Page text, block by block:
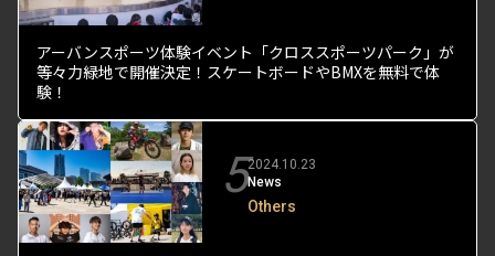
アーバンスポーツ体験イベント「クロススポーツパーク」が
等々力緑地で開催決定！スケートボードやBMXを無料で体
験！
52024.10.23
News
Others